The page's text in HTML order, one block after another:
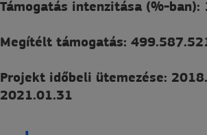
Támogatás intenzitása (%-ban):
Megítélt támogatás:
Projekt időbeli ütemezése:
2021.01.31